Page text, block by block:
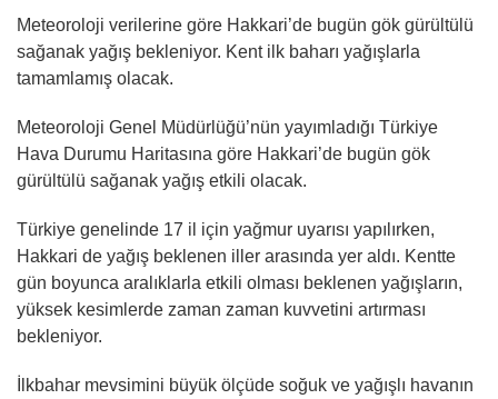
Meteoroloji verilerine göre Hakkari’de bugün gök gürültülü
sağanak yağış bekleniyor. Kent ilk baharı yağışlarla
tamamlamış olacak.
Meteoroloji Genel Müdürlüğü’nün yayımladığı Türkiye
Hava Durumu Haritasına göre Hakkari’de bugün gök
gürültülü sağanak yağış etkili olacak.
Türkiye genelinde 17 il için yağmur uyarısı yapılırken,
Hakkari de yağış beklenen iller arasında yer aldı. Kentte
gün boyunca aralıklarla etkili olması beklenen yağışların,
yüksek kesimlerde zaman zaman kuvvetini artırması
bekleniyor.
İlkbahar mevsimini büyük ölçüde soğuk ve yağışlı havanın